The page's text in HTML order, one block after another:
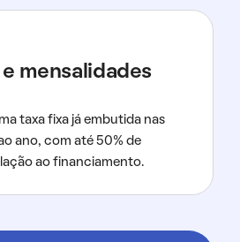
mensalidades
taxa fixa já embutida nas
ano, com até 50% de
ao financiamento.